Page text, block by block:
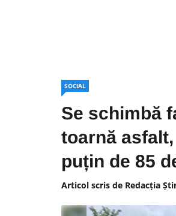
SOCIAL
Se schimbă
toarnă
puțin de 85
Articol scris de Redacția